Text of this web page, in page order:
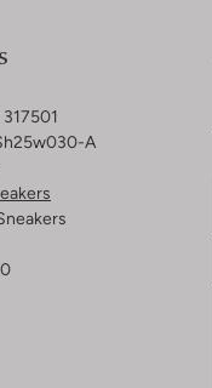
317501
A